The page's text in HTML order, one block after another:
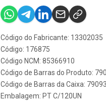
Código do Fabricante: 13302035
Código: 176875
Código NCM: 85366910
Código de Barras do Produto:
Código de Barras da Caixa:
Embalagem: PT C/120UN